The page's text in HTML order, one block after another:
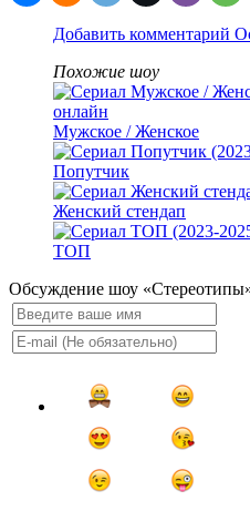
Добавить комментарий
Похожие шоу
Мужское / Женское
Попутчик
Женский стендап
ТОП
Обсуждение шоу